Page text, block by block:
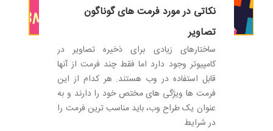
نکاتی در مورد فرمت های گوناگون
تصاویر
ساختارهای زیادی برای ذخیره تصاویر در
کامپیوتر وجود دارد اما فقط چند فرمت از آنها
قابل استفاده در وب هستند. هر کدام از این
فرمت ها ویژگی های مختص خود را دارند و به
عنوان یک طراح وب، باید مناسب ترین فرمت را
در شرایط